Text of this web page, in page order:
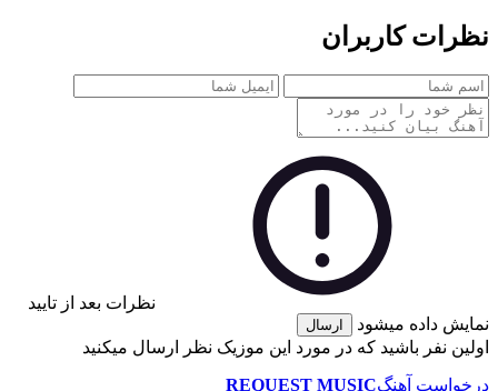
نظرات کاربران
نظرات بعد از تایید
نمایش داده میشود
ارسال
اولین نفر باشید که در مورد این موزیک نظر ارسال میکنید
درخواست آهنگREQUEST MUSIC